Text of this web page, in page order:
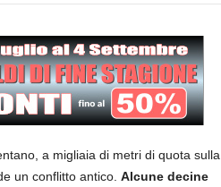
a migliaia di metri di quota sulla
un conflitto antico. Alcune decine